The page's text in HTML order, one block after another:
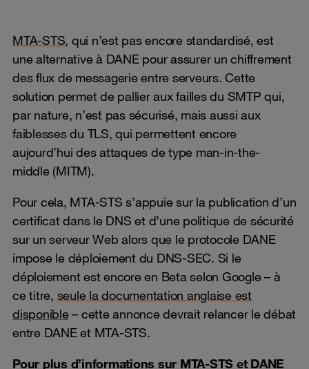
MTA-STS, qui n’est pas encore standardisé, est
une alternative à DANE pour assurer un chiffrement
des flux de messagerie entre serveurs. Cette
solution permet de pallier aux failles du SMTP qui,
par nature, n’est pas sécurisé, mais aussi aux
faiblesses du TLS, qui permettent encore
aujourd’hui des attaques de type man-in-the-
middle (MITM).
Pour cela, MTA-STS s’appuie sur la publication d’un
certificat dans le DNS et d’une politique de sécurité
sur un serveur Web alors que le protocole DANE
impose le déploiement du DNS-SEC. Si le
déploiement est encore en Beta selon Google – à
ce titre, seule la documentation anglaise est
disponible– cette annonce devrait relancer le débat
entre DANE et MTA-STS.
Pour plus d’informations sur MTA-STS et DANE